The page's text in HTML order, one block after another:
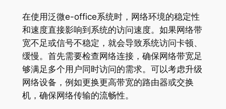
在使用泛微e-office系统时，网络环境的稳定性
和速度直接影响到系统的访问速度。如果网络带
宽不足或信号不稳定，就会导致系统访问卡顿、
缓慢。首先需要检查网络连接，确保网络带宽足
够满足多个用户同时访问的需求。可以考虑升级
网络设备，例如更换更高带宽的路由器或交换
机，确保网络传输的流畅性。